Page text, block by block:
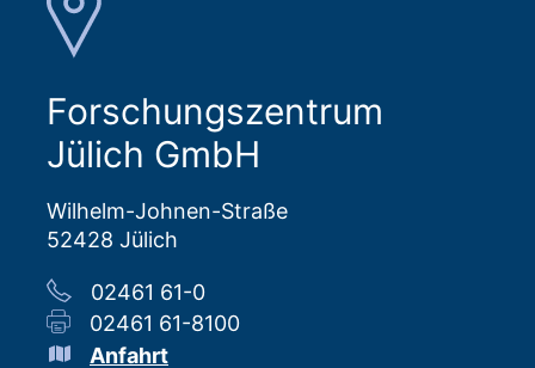
Forschungszentrum
Jülich GmbH
Wilhelm-Johnen-Straße
52428 Jülich
02461 61-0
02461 61-8100
Anfahrt